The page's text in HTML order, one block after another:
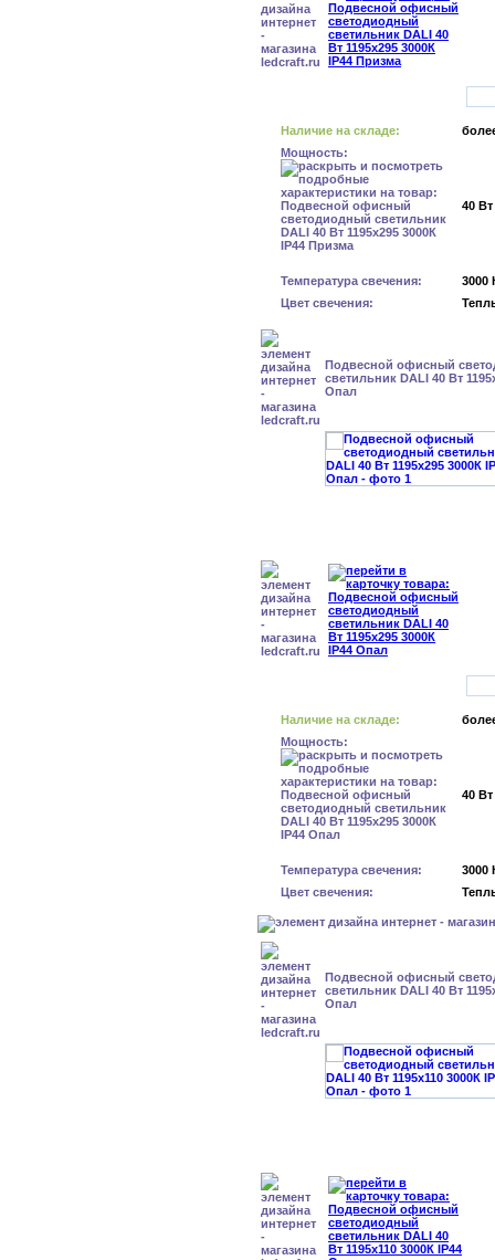
Наличие на складе:
Мощность:
40 Вт
Температура свечения:
3000
Цвет свечения:
Подвесной офисный
светильник DALI 40 Вт
Опал
Наличие на складе:
Мощность:
40 Вт
Температура свечения:
3000
Цвет свечения:
Подвесной офисный
светильник DALI 40 Вт
Опал